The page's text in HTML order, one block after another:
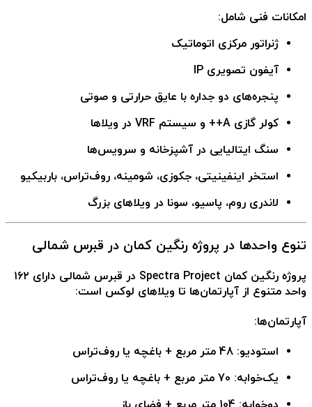
امکانات فنی شامل:
ژنراتور مرکزی اتوماتیک
آیفون تصویری IP
پنجره‌های دو جداره با عایق حرارتی و صوتی
کولر گازی A++ و سیستم VRF در ویلاها
سنگ ایتالیایی در آشپزخانه و سرویس‌ها
استخر اینفینیتی، جکوزی، شومینه، روف‌تراس، باربیکیو
لاندری روم، پاسیو، سونا در ویلاهای بزرگ
تنوع واحدها در پروژه رنگین کمان در قبرس شمالی
پروژه رنگین کمان Spectra Project در قبرس شمالی
دارای ۱۶۲
واحد متنوع از آپارتمان‌ها تا ویلاهای لوکس است:
آپارتمان‌ها:
استودیو: 48 متر مربع + باغچه یا روف‌تراس
یک‌خوابه: 70 متر مربع + باغچه یا روف‌تراس